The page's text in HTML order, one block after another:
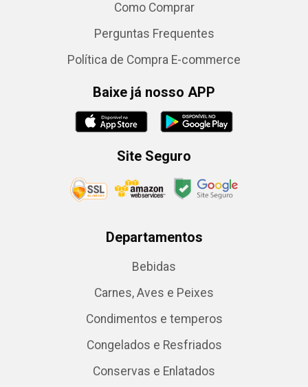
Como Comprar
Perguntas Frequentes
Política de Compra E-commerce
Baixe já nosso APP
Site Seguro
Departamentos
Bebidas
Carnes, Aves e Peixes
Condimentos e temperos
Congelados e Resfriados
Conservas e Enlatados